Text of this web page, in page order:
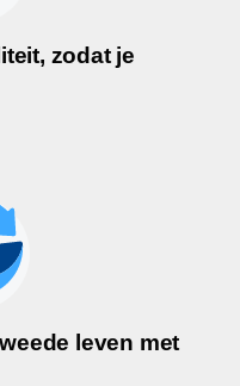
zodat je
leven met